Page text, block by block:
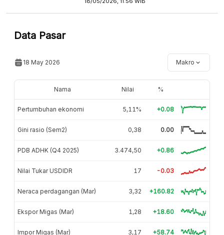
Data Pasar
18 May 2026 Makro
Nama Nilai %
Pertumbuhan ekonomi 5,11% +0.08
Gini rasio (Sem2) 0,38 0.00
PDB ADHK (Q4 2025) 3.474,50 +0.86
Nilai Tukar USDIDR 17 -0.03
Neraca perdagangan (Mar) 3,32 +160.82
Ekspor Migas (Mar) 1,28 +18.60
Impor Migas (Mar) 3,17 +58.74